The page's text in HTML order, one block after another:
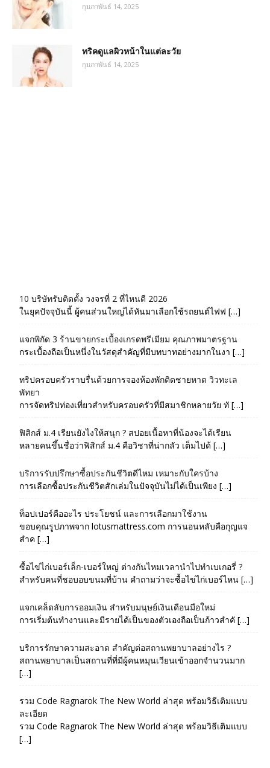
กุมภาพันธ์ 14, 2025
ทริคดูแลผิวหน้าในแต่ละวัย
กุมภาพันธ์ 14, 2025
10 บริษัทรับติดตั้ง วงจรที่ 2 ที่ไหนดี 2026
ในยุคปัจจุบันนี้ ผู้คนส่วนใหญ่ได้หันมาเลือกใช้รถยนต์ไฟฟ […]
แจกพิกัด 3 ร้านขายกระเบื้องเกรดพรีเมียม คุณภาพมาตรฐาน
กระเบื้องถือเป็นหนึ่งในวัสดุสำคัญที่มีบทบาทอย่างมากในงา […]
ทริปครอบครัวราบรื่นด้วยการจองห้องพักติดชายหาด วิวทะเล
พัทยา
การจัดทริปท่องเที่ยวสำหรับครอบครัวที่มีสมาชิกหลายวัย ทั […]
ฟิสิกส์ ม.4 เรียนยังไงให้สนุก ? สปอยเนื้อหาที่น้องจะได้เรียน
หลายคนขึ้นชื่อว่าฟิสิกส์ ม.4 คือวิชาที่น่ากลัว เต็มไปด้ […]
บริการรับปรึกษาซื้อประกันชีวิตดีไหม เหมาะกับใครบ้าง
การเลือกซื้อประกันชีวิตสักเล่มในปัจจุบันไม่ได้เป็นเพียง […]
ท็อปเปอร์คืออะไร ประโยชน์ และการเลือกมาใช้งาน
ขอบคุณรูปภาพจาก lotusmattress.com การนอนหลับคือกุญแจ
สำค […]
ซื้อไข่ไก่เบอร์เล็ก-เบอร์ใหญ่ ต่างกันไหมเวลานำไปทำเบเกอรี่ ?
สำหรับคนที่ชอบอบขนมที่บ้าน คำถามว่าจะซื้อไข่ไก่เบอร์ไหน […]
แจกเคล็ดลับการออมเงิน สำหรับมนุษย์เงินเดือนมือใหม่
การเริ่มต้นทำงานและมีรายได้เป็นของตัวเองถือเป็นก้าวสำคั […]
บริการรักษาความสะอาด สำคัญต่อสถานพยาบาลอย่างไร ?
สถานพยาบาลเป็นสถานที่ที่มีผู้คนหมุนเวียนเข้าออกจำนวนมาก
[…]
รวม Code Ragnarok The New World ล่าสุด พร้อมวิธีเติมแบบ
ละเอียด
รวม Code Ragnarok The New World ล่าสุด พร้อมวิธีเติมแบบ
[…]